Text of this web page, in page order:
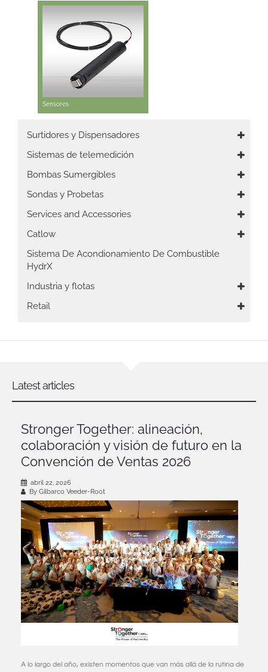
Sensores
Main
navigation
Surtidores y Dispensadores
Sistemas de telemedición
Bombas Sumergibles
Sondas y Probetas
Services and Accessories
Catlow
Sistema De Acondionamiento De Combustible
HydrX
Industria y flotas
Retail
Latest articles
Stronger Together: alineación,
colaboración y visión de futuro en la
Convención de Ventas 2026
abril 22, 2026
By Gilbarco Veeder-Root
A lo largo del año, existen momentos que van más allá de la rutina de